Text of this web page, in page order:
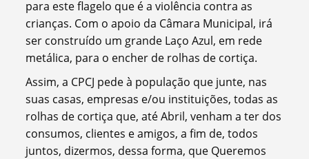
para este flagelo que é a violência contra as
crianças. Com o apoio da Câmara Municipal, irá
ser construído um grande Laço Azul, em rede
metálica, para o encher de rolhas de cortiça.
Assim, a CPCJ pede à população que junte, nas
suas casas, empresas e/ou instituições, todas as
rolhas de cortiça que, até Abril, venham a ter dos
consumos, clientes e amigos, a fim de, todos
juntos, dizermos, dessa forma, que Queremos